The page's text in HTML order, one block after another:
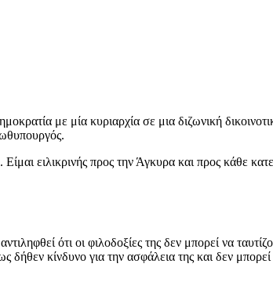
με μία κυριαρχία σε μια διζωνική
ειλικρινής προς την Άγκυρα και προς κάθε
ότι οι φιλοδοξίες της δεν μπορεί να
κίνδυνο για την ασφάλεια της και δεν μπορεί